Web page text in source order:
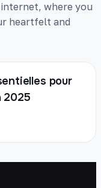
where you
heartfelt and
pour
2025